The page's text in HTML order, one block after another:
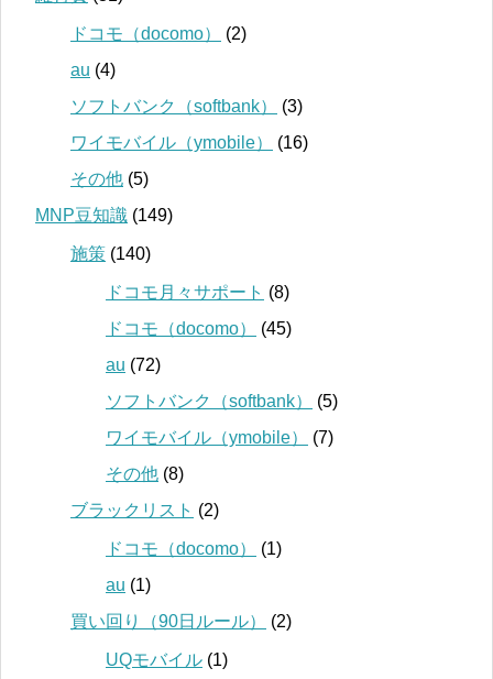
ドコモ（docomo）
(2)
au (4)
ソフトバンク（softbank）
(3)
ワイモバイル（ymobile）
(16)
その他 (5)
MNP豆知識 (149)
施策 (140)
ドコモ月々サポート (8)
ドコモ（docomo）
(45)
au (72)
ソフトバンク（softbank）
(5)
ワイモバイル（ymobile）
(7)
その他 (8)
ブラックリスト (2)
ドコモ（docomo）
(1)
au (1)
買い回り（90日ルール）
(2)
UQモバイル (1)